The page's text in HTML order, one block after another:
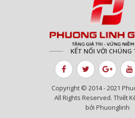
KẾT NỐI VỚI CHÚNG
Copyright © 2014 - 2021
All Rights Reserved. Thiết
bởi Phuonglinh